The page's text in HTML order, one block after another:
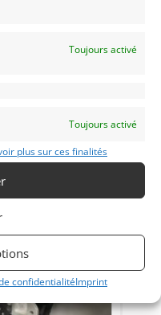
Toujours activé
Toujours activé
plus sur ces finalités
confidentialitéImprint